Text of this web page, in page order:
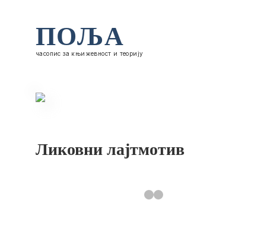
ПОЉА
часопис за књижевност и теорију
Ликовни лајтмотив